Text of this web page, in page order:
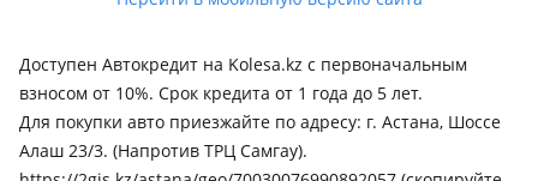
Доступен Автокредит на Kolesa.kz с первоначальным
взносом от 10%. Срок кредита от 1 года до 5 лет.
Для покупки авто приезжайте по адресу: г. Астана, Шоссе
Алаш 23/3. (Напротив ТРЦ Самгау).